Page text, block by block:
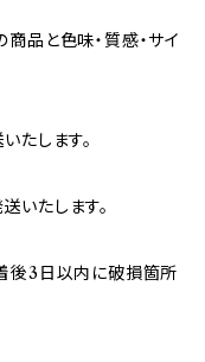
品と色味・質感・サイ
たします。
いたします。
後3日以内に破損箇所